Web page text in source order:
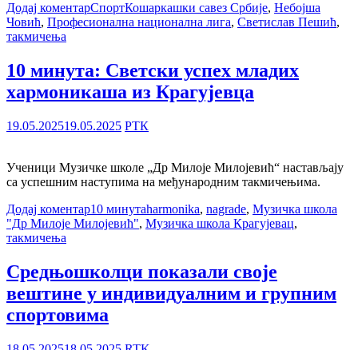
Додај коментарСпортКошаркашки савез Србије, Небојша
Човић, Професионална национална лига, Светислав Пешић,
такмичења
10 минута: Светски успех младих
хармоникаша из Крагујевца
19.05.202519.05.2025 РТК
Ученици Музичке школе „Др Милоје Милојевић“ настављају
са успешним наступима на међународним такмичењима.
Додај коментар10 минутаharmonika, nagrade, Музичка школа
"Др Милоје Милојевић", Музичка школа Крагујевац,
такмичења
Средњошколци показали своје
вештине у индивидуалним и групним
спортовима